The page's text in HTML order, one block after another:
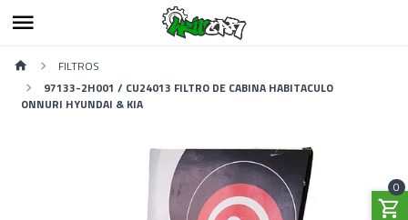
0
FILTROS
97133-2H001 / CU24013 ‎FILTRO DE CABINA HABITACULO
‎ONNURI HYUNDAI & KIA